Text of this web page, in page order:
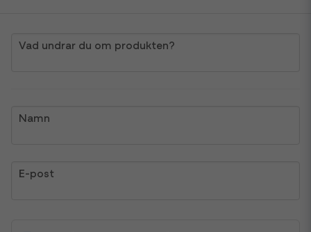
question
Vad undrar du om produkten?
name
Namn
email
E-post